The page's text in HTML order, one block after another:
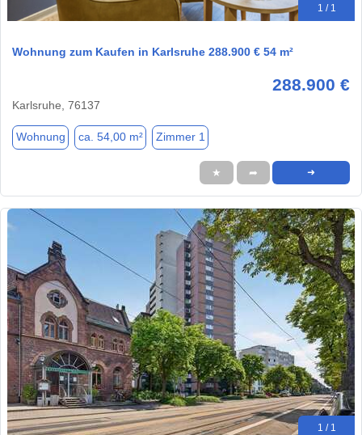
1 / 1
Wohnung zum Kaufen in Karlsruhe 288.900 € 54 m²
288.900 €
Karlsruhe, 76137
Wohnung ca. 54,00 m² Zimmer 1
★ ➦ ➜
1 / 1